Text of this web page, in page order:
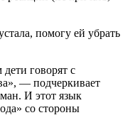
помогу ей убрать
говорят с
— подчеркивает
И этот язык
со стороны